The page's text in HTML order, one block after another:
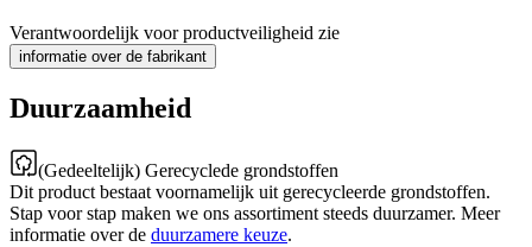
Verantwoordelijk voor productveiligheid zie
informatie over de fabrikant
Duurzaamheid
(Gedeeltelijk) Gerecyclede grondstoffen
Dit product bestaat voornamelijk uit gerecycleerde grondstoffen.
Stap voor stap maken we ons assortiment steeds duurzamer. Meer
informatie over de duurzamere keuze.